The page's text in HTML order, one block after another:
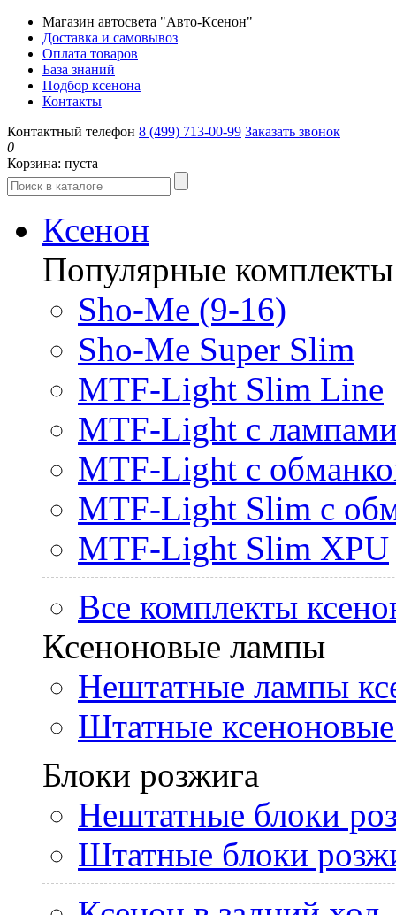
Магазин автосвета "Авто-Ксенон"
Доставка и самовывоз
Оплата товаров
База знаний
Подбор ксенона
Контакты
Контактный телефон 8 (499) 713-00-99 Заказать звонок
0
Корзина: пуста
Ксенон
Популярные комплекты
Sho-Me (9-16)
Sho-Me Super Slim
MTF-Light Slim Line
MTF-Light с
MTF-Light с
MTF-Light Slim с
MTF-Light Slim XPU
Все комплекты
Ксеноновые лампы
Нештатные лампы
Штатные
Блоки розжига
Нештатные блоки
Штатные блоки